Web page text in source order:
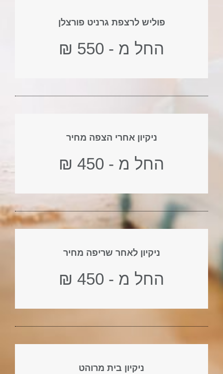
פוליש לרצפת גרניט פורצלן
החל מ - 550 ₪
ניקיון אחרי הצפה מחיר
החל מ - 450 ₪
ניקיון לאחר שריפה מחיר
החל מ - 450 ₪
ניקיון בית מרוהט